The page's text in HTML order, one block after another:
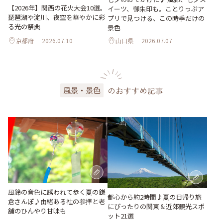
【2026年】関西の花火大会10選。
琵琶湖や淀川、夜空を華やかに彩
る光の祭典
京都府 2026.07.10
イーツ、御朱印も。ことりっぷア
プリで見つける、この時季だけの
景色
山口県 2026.07.07
風景・景色 のおすすめ記事
風鈴の音色に誘われて歩く夏の鎌
倉さんぽ♪由緒ある社の参拝と老
舗のひんやり甘味も
都心から約2時間♪夏の日帰り旅
にぴったりの関東＆近郊観光スポ
ット21選